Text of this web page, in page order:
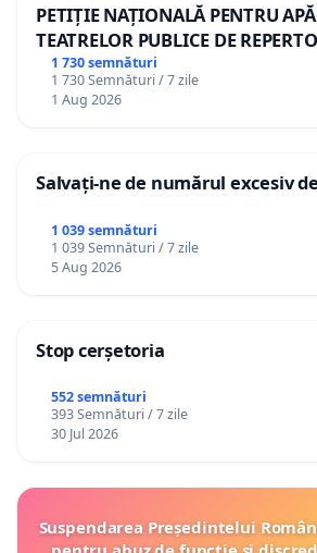
PETIȚIE NAȚIONALĂ PENTRU
TEATRELOR PUBLICE DE
ROMÂNIA
1 730 semnături
1 730 Semnături / 7 zile
1 Aug 2026
Salvați-ne de numărul excesiv
1 039 semnături
1 039 Semnături / 7 zile
5 Aug 2026
Stop cerșetoria
552 semnături
393 Semnături / 7 zile
30 Jul 2026
Suspendarea Președintelui